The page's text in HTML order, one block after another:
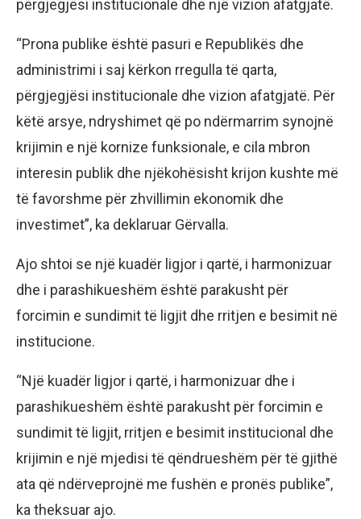
përgjegjësi institucionale dhe një vizion afatgjatë.
“Prona publike është pasuri e Republikës dhe
administrimi i saj kërkon rregulla të qarta,
përgjegjësi institucionale dhe vizion afatgjatë. Për
këtë arsye, ndryshimet që po ndërmarrim synojnë
krijimin e një kornize funksionale, e cila mbron
interesin publik dhe njëkohësisht krijon kushte më
të favorshme për zhvillimin ekonomik dhe
investimet”, ka deklaruar Gërvalla.
Ajo shtoi se një kuadër ligjor i qartë, i harmonizuar
dhe i parashikueshëm është parakusht për
forcimin e sundimit të ligjit dhe rritjen e besimit në
institucione.
“Një kuadër ligjor i qartë, i harmonizuar dhe i
parashikueshëm është parakusht për forcimin e
sundimit të ligjit, rritjen e besimit institucional dhe
krijimin e një mjedisi të qëndrueshëm për të gjithë
ata që ndërveprojnë me fushën e pronës publike”,
ka theksuar ajo.